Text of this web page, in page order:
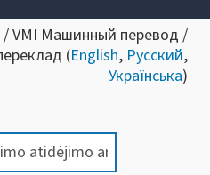
/ VMI Машинный перевод /
(English, Русский,
Українська)